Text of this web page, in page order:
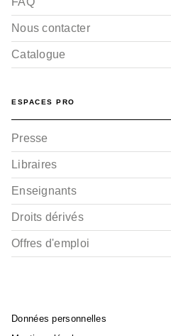
Nous contacter
Catalogue
ESPACES PRO
Presse
Libraires
Enseignants
Droits dérivés
Offres d'emploi
Données personnelles